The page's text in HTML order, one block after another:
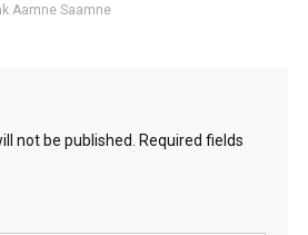
Aamne Saamne
not be published. Required fields